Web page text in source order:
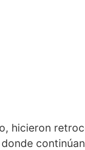
hicieron